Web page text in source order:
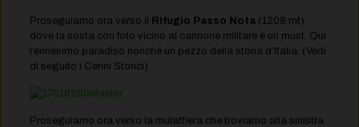
Proseguiamo ora verso il Rifugio Passo Nota(1208 mt)
dove la sosta con foto vicino al cannone militare è un must. Qui
l’ennesimo paradiso nonché un pezzo della storia d’Italia. (Vedi
di seguito i Cenni Storici)
Proseguiamo ora verso la mulattiera che troviamo alla sinistra